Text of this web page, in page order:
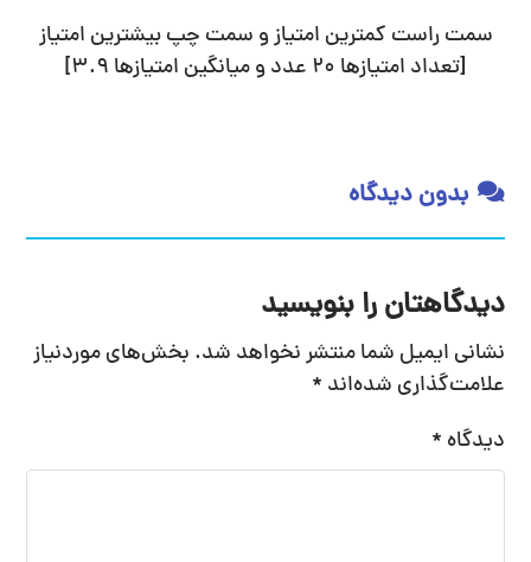
سمت راست کمترین امتیاز و سمت چپ بیشترین امتیاز
[تعداد امتیازها 20 عدد و میانگین امتیازها 3.9
]
بدون دیدگاه
دیدگاهتان را بنویسید
نشانی ایمیل شما منتشر نخواهد شد. بخش‌های موردنیاز
علامت‌گذاری شده‌اند *
دیدگاه *